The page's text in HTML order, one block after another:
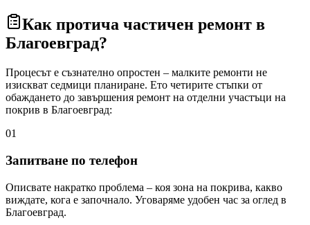
Как протича частичен ремонт в
Благоевград?
Процесът е съзнателно опростен – малките ремонти не
изискват седмици планиране. Ето четирите стъпки от
обаждането до завършения ремонт на отделни участъци на
покрив в Благоевград:
01
Запитване по телефон
Описвате накратко проблема – коя зона на покрива, какво
виждате, кога е започнало. Уговаряме удобен час за оглед в
Благоевград.